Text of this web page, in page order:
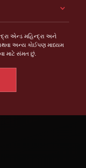
એન્ડ મહિન્દ્રા અને
અન્ય કોઈપણ માધ્યમ
માટે સંમત છું.